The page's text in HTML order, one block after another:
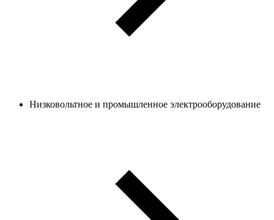
Низковольтное и промышленное электрооборудование